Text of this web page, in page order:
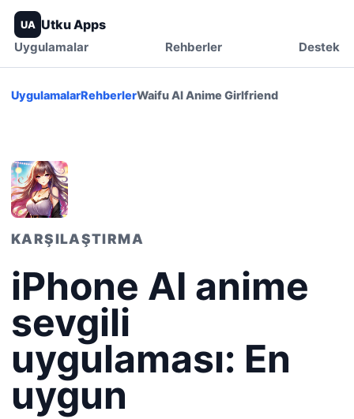
UA Utku Apps
Uygulamalar Rehberler Destek
UygulamalarRehberlerWaifu AI Anime Girlfriend
KARŞILAŞTIRMA
iPhone AI anime
sevgili
uygulaması: En
uygun